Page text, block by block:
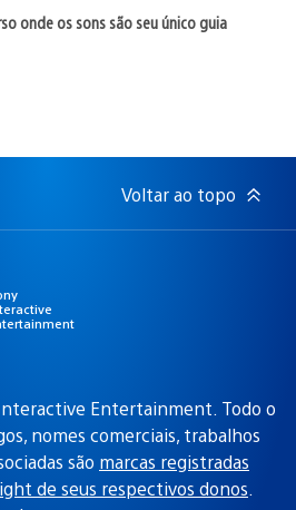
onde os sons são seu único guia
Voltar ao topo
Entertainment. Todo o
nomes comerciais, trabalhos
são marcas registradas
de seus respectivos donos.